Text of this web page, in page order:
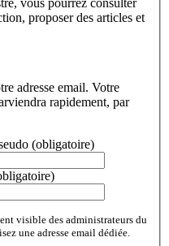
et
adresse email. Votre
rapidement, par
Votre nom ou votre pseudo (obligatoire)
adresse email (obligatoire)
visible des administrateurs du
une adresse email dédiée.